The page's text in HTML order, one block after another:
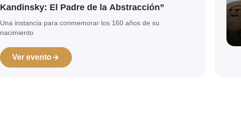
Kandinsky: El Padre de la Abstracción”
Una instancia para conmemorar los 160 años de su
nacimiento
Ver evento